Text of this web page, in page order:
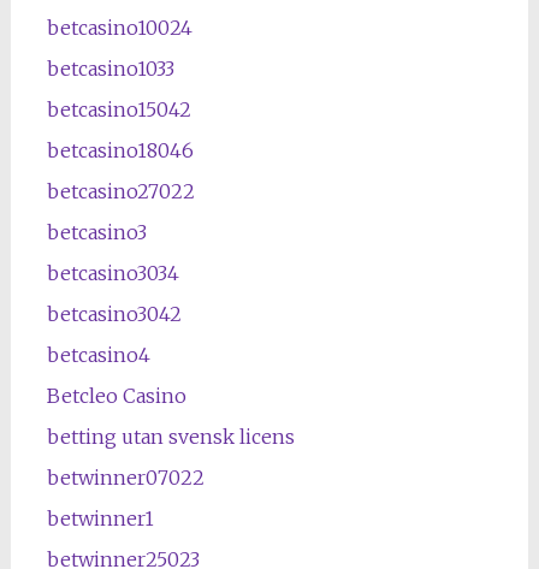
betcasino10024
betcasino1033
betcasino15042
betcasino18046
betcasino27022
betcasino3
betcasino3034
betcasino3042
betcasino4
Betcleo Casino
betting utan svensk licens
betwinner07022
betwinner1
betwinner25023